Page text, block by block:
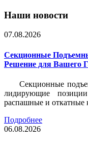
Наши новости
07.08.2026
Секционные
Решение для Вашего
Секционные
лидирующие
распашные и откатные
Подробнее
06.08.2026